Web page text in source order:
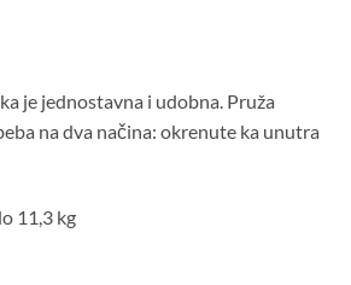
je jednostavna i udobna. Pruža
na dva načina: okrenute ka unutra
11,3 kg